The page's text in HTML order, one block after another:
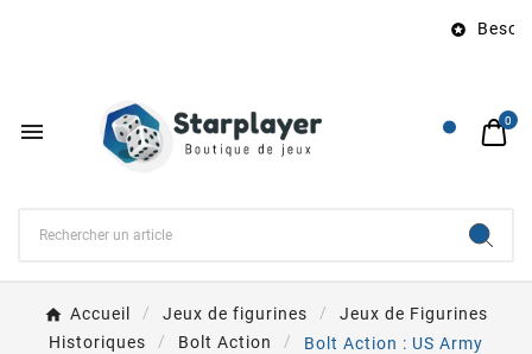
 Besoin
 0
Accueil Jeux de figurines
Jeux de Figurines
Historiques
Bolt Action
Bolt Action : US Army